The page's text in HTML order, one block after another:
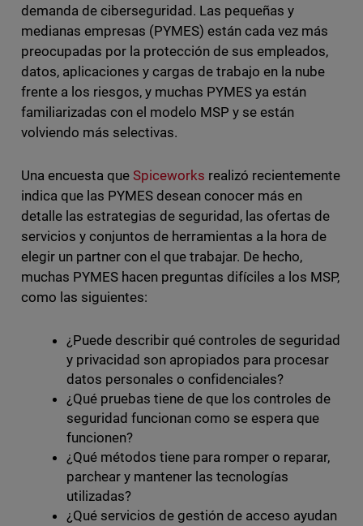
demanda de ciberseguridad. Las pequeñas y
medianas empresas (PYMES) están cada vez más
preocupadas por la protección de sus empleados,
datos, aplicaciones y cargas de trabajo en la nube
frente a los riesgos, y muchas PYMES ya están
familiarizadas con el modelo MSP y se están
volviendo más selectivas.
Una encuesta que Spiceworks realizó recientemente
indica que las PYMES desean conocer más en
detalle las estrategias de seguridad, las ofertas de
servicios y conjuntos de herramientas a la hora de
elegir un partner con el que trabajar. De hecho,
muchas PYMES hacen preguntas difíciles a los MSP,
como las siguientes:
¿Puede describir qué controles de seguridad
y privacidad son apropiados para procesar
datos personales o confidenciales?
¿Qué pruebas tiene de que los controles de
seguridad funcionan como se espera que
funcionen?
¿Qué métodos tiene para romper o reparar,
parchear y mantener las tecnologías
utilizadas?
¿Qué servicios de gestión de acceso ayudan